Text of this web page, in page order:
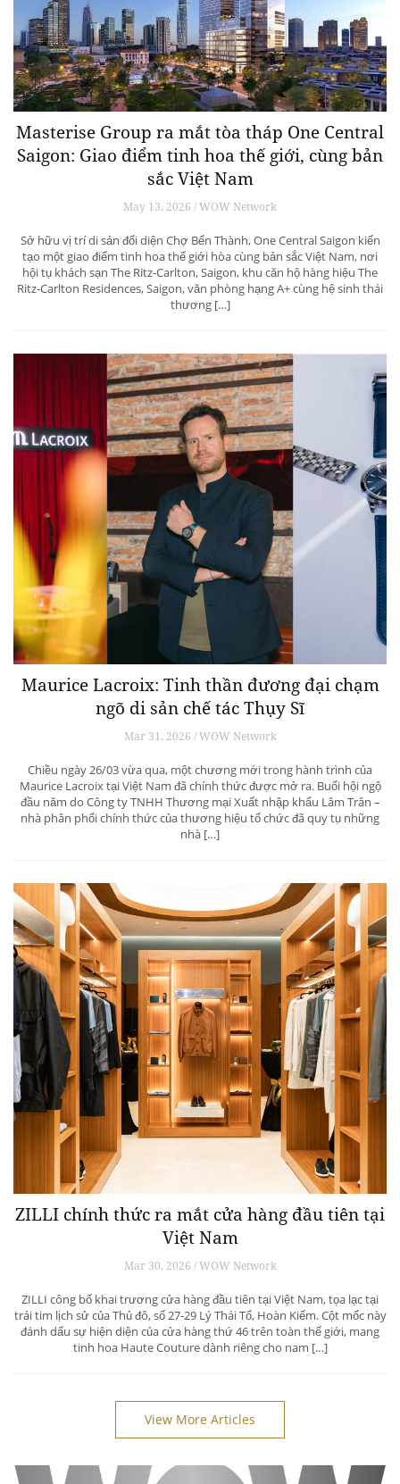
Masterise Group ra mắt tòa tháp One Central
Saigon: Giao điểm tinh hoa thế giới, cùng bản
sắc Việt Nam
May 13, 2026 / WOW Network
Sở hữu vị trí di sản đối diện Chợ Bến Thành, One Central Saigon kiến
tạo một giao điểm tinh hoa thế giới hòa cùng bản sắc Việt Nam, nơi
hội tụ khách sạn The Ritz-Carlton, Saigon, khu căn hộ hàng hiệu The
Ritz-Carlton Residences, Saigon, văn phòng hạng A+ cùng hệ sinh thái
thương […]
Maurice Lacroix: Tinh thần đương đại chạm
ngõ di sản chế tác Thụy Sĩ
Mar 31, 2026 / WOW Network
Chiều ngày 26/03 vừa qua, một chương mới trong hành trình của
Maurice Lacroix tại Việt Nam đã chính thức được mở ra. Buổi hội ngộ
đầu năm do Công ty TNHH Thương mại Xuất nhập khẩu Lâm Trân –
nhà phân phối chính thức của thương hiệu tổ chức đã quy tụ những
nhà […]
ZILLI chính thức ra mắt cửa hàng đầu tiên tại
Việt Nam
Mar 30, 2026 / WOW Network
ZILLI công bố khai trương cửa hàng đầu tiên tại Việt Nam, tọa lạc tại
trái tim lịch sử của Thủ đô, số 27-29 Lý Thái Tổ, Hoàn Kiếm. Cột mốc này
đánh dấu sự hiện diện của cửa hàng thứ 46 trên toàn thế giới, mang
tinh hoa Haute Couture dành riêng cho nam […]
View More Articles